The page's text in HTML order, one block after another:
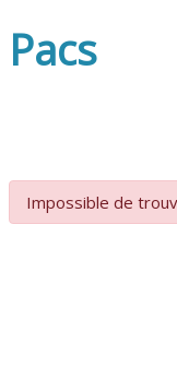
Pacs
Impossible de